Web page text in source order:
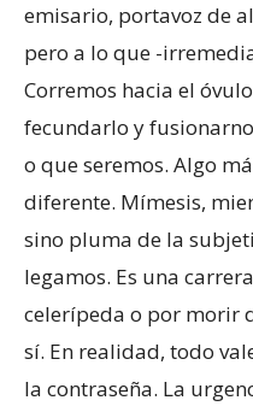
emisario, portavoz de
pero a lo que -
Corremos hacia el
fecundarlo y
o que seremos. Algo
diferente. Mímesis,
sino pluma de la
legamos. Es una
celerípeda o por morir
sí. En realidad, todo
la contraseña. La